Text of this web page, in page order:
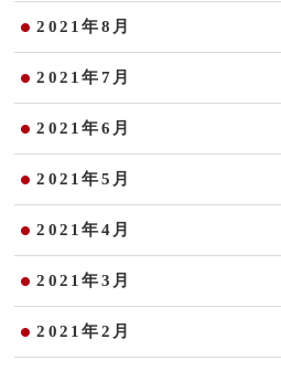
2021年8月
2021年7月
2021年6月
2021年5月
2021年4月
2021年3月
2021年2月